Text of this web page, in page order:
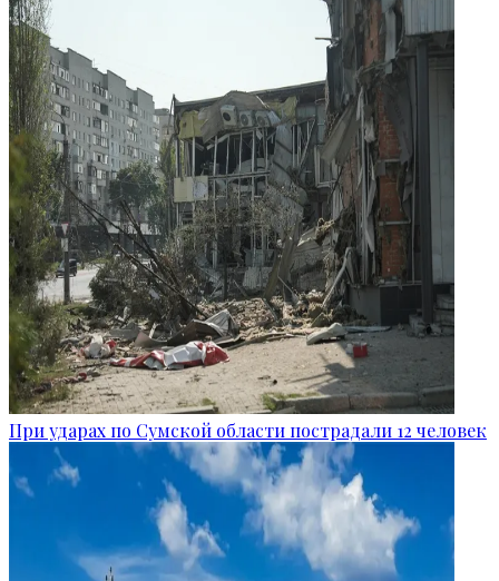
При ударах по Сумской области пострадали 12 человек